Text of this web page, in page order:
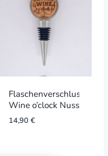
Flaschenverschluss
Wine o’clock Nuss
14,90 €